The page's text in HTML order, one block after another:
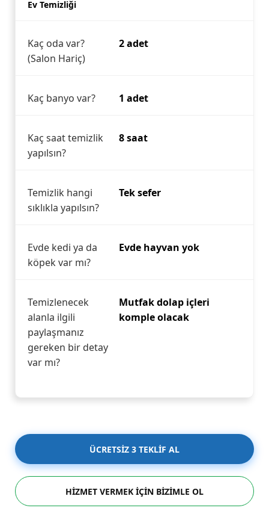
Ev Temizliği
Kaç oda var?
(Salon Hariç)
2 adet
Kaç banyo var? 1 adet
Kaç saat temizlik
yapılsın?
8 saat
Temizlik hangi
sıklıkla yapılsın?
Tek sefer
Evde kedi ya da
köpek var mı?
Evde hayvan yok
Temizlenecek
alanla ilgili
paylaşmanız
gereken bir detay
var mı?
Mutfak dolap içleri
komple olacak
ÜCRETSİZ 3 TEKLİF AL
HİZMET VERMEK İÇİN BİZİMLE OL